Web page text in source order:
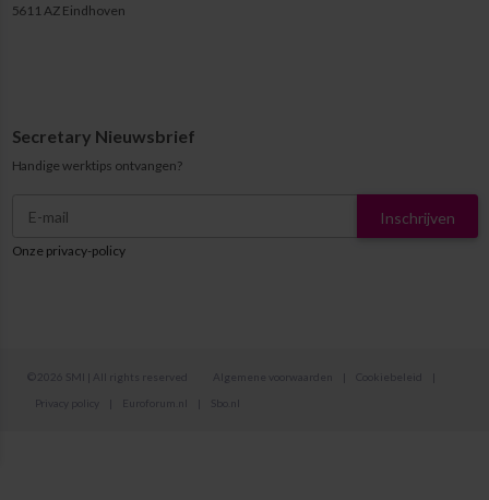
5611 AZ Eindhoven
Secretary Nieuwsbrief
Handige werktips ontvangen?
Inschrijven
Onze privacy-policy
© 2026 SMI | All rights reserved Algemene voorwaarden Cookiebeleid
Privacy policy
Euroforum.nl Sbo.nl